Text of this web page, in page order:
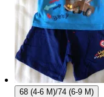
68 (4-6 M)/74 (6-9 M)